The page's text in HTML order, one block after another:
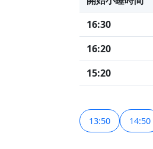
16:30
16:20
15:20
13:50 14:50